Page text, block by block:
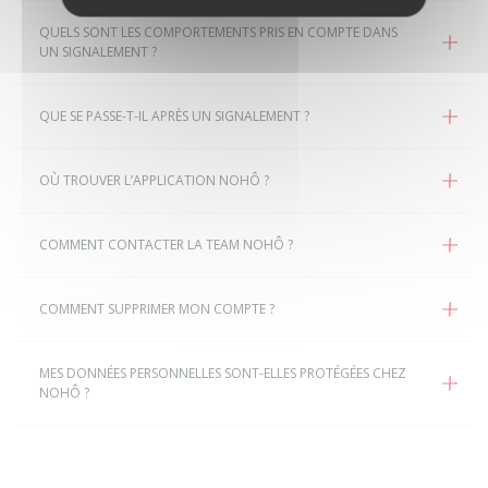
QUELS SONT LES COMPORTEMENTS PRIS EN COMPTE DANS
UN SIGNALEMENT ?
QUE SE PASSE-T-IL APRÈS UN SIGNALEMENT ?
OÙ TROUVER L’APPLICATION NOHÔ ?
COMMENT CONTACTER LA TEAM NOHÔ ?
COMMENT SUPPRIMER MON COMPTE ?
MES DONNÉES PERSONNELLES SONT-ELLES PROTÉGÉES CHEZ
NOHÔ ?